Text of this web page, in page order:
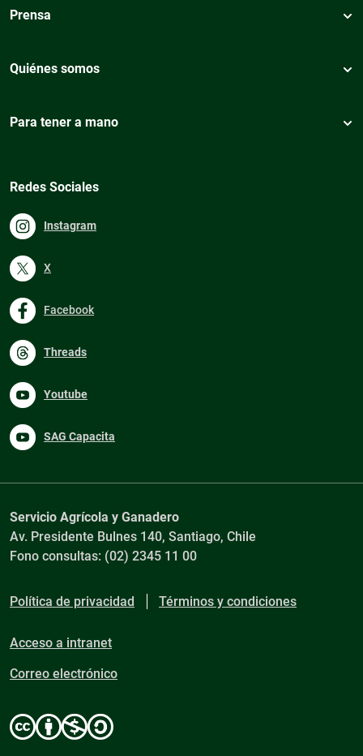
Prensa
Quiénes somos
Para tener a mano
Redes Sociales
Instagram
X
Facebook
Threads
Youtube
SAG Capacita
Servicio Agrícola y Ganadero
Av. Presidente Bulnes 140, Santiago, Chile
Fono consultas: (02) 2345 11 00
Política de privacidad Términos y condiciones
Acceso a intranet
Correo electrónico